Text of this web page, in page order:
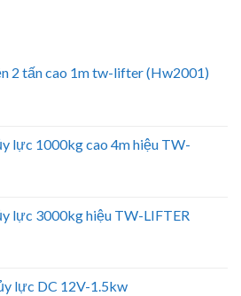
2 tấn cao 1m tw-lifter (Hw2001)
lực 1000kg cao 4m hiệu TW-
lực 3000kg hiệu TW-LIFTER
lực DC 12V-1.5kw